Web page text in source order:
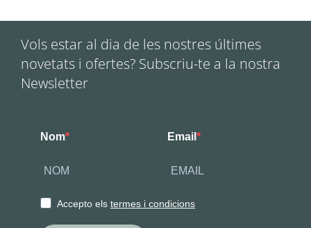
Vols estar al dia de les nostres últimes
novetats i ofertes? Subscriu-te a la nostra
Newsletter
Nom Email
Accepto els termes i condicions